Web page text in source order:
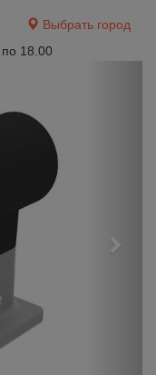
Выбрать город
18.00